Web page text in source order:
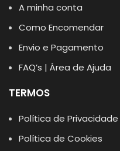
A minha conta
Como Encomendar
Envio e Pagamento
FAQ’s | Área de Ajuda
TERMOS
Política de Privacidade
Política de Cookies